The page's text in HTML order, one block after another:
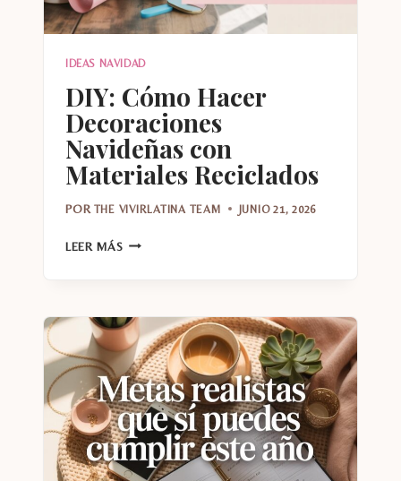
IDEAS NAVIDAD
DIY: Cómo Hacer
Decoraciones
Navideñas con
Materiales Reciclados
POR THE VIVIRLATINA TEAM JUNIO 21, 2026
LEER MÁS DIY:
NAVIDEÑAS
CON
MATERIALES
RECICLADOS